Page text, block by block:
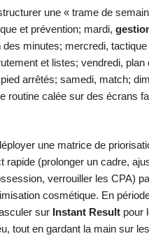
une « trame de
et prévention; mardi,
des minutes; mercredi,
et listes; vendredi, plan
arrêtés; samedi, match;
routine calée sur des écrans
une matrice de
rapide (prolonger un cadre,
verrouiller les CPA)
cosmétique. En
sur Instant Result pour
tout en gardant la main sur